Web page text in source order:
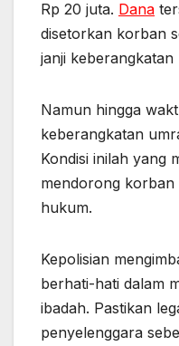
Rp 20 juta. Dana
disetorkan korban
janji
Namun hingga
keberangkatan
Kondisi inilah yang
mendorong
hukum.
Kepolisian
berhati-hati dalam
ibadah. Pastikan
penyelenggara